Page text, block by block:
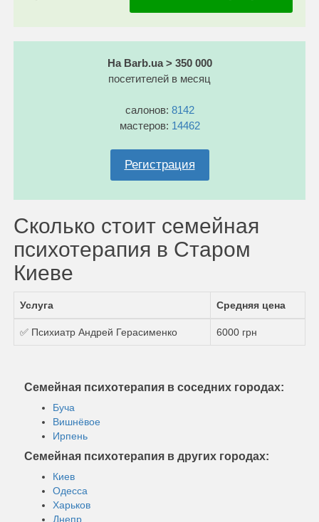
На Barb.ua > 350 000
посетителей в месяц
салонов: 8142
мастеров: 14462
Регистрация
Сколько стоит семейная
психотерапия в Старом
Киеве
Услуга Средняя цена
✅ Психиатр Андрей Герасименко 6000 грн
Семейная психотерапия в соседних городах:
Буча
Вишнёвое
Ирпень
Семейная психотерапия в других городах:
Киев
Одесса
Харьков
Днепр